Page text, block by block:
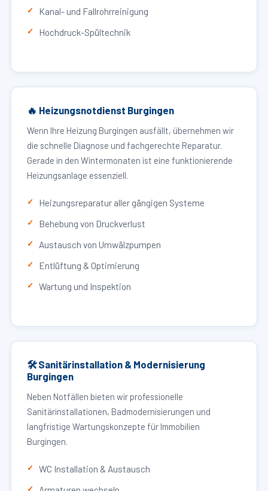
Kanal- und Fallrohrreinigung
Hochdruck-Spültechnik
🔥 Heizungsnotdienst Burgingen
Wenn Ihre Heizung Burgingen ausfällt, übernehmen wir
die schnelle Diagnose und fachgerechte Reparatur.
Gerade in den Wintermonaten ist eine funktionierende
Heizungsanlage essenziell.
Heizungsreparatur aller gängigen Systeme
Behebung von Druckverlust
Austausch von Umwälzpumpen
Entlüftung & Optimierung
Wartung und Inspektion
🛠 Sanitärinstallation & Modernisierung
Burgingen
Neben Notfällen bieten wir professionelle
Sanitärinstallationen, Badmodernisierungen und
langfristige Wartungskonzepte für Immobilien
Burgingen.
WC Installation & Austausch